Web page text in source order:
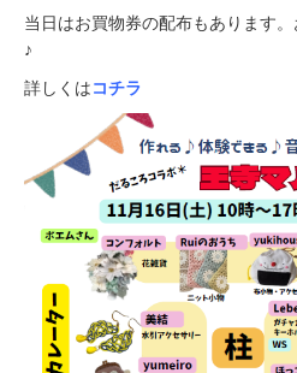
当日はお買物券の配布もあります
♪
詳しくはコチラ